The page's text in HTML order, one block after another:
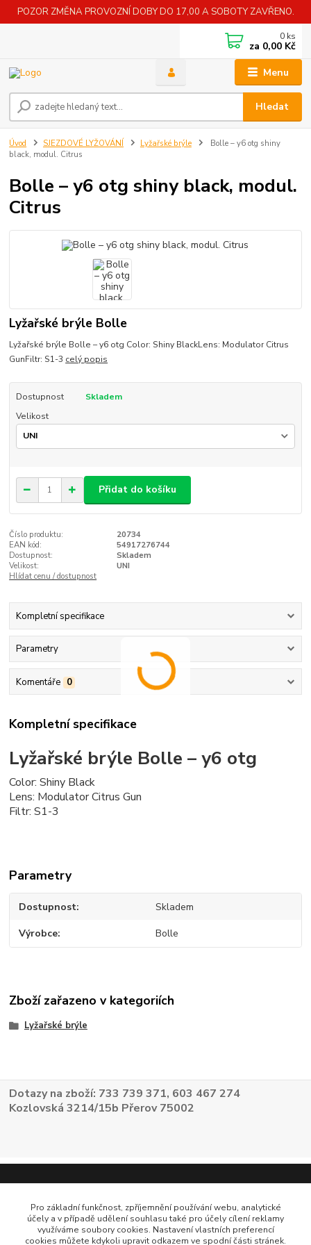
POZOR ZMĚNA PROVOZNÍ DOBY DO 17,00 A SOBOTY ZAVŘENO.
Menu
Hledat
0 ks
za 0,00 Kč
Úvod SJEZDOVÉ LYŽOVÁNÍ Lyžařské brýle
Bolle – y6 otg shiny
black, modul. Citrus
Bolle – y6 otg shiny black, modul.
Citrus
Lyžařské brýle Bolle
Lyžařské brýle Bolle – y6 otg Color: Shiny BlackLens: Modulator Citrus
GunFiltr: S1-3 celý popis
Dostupnost
Skladem
Velikost
Přidat do košíku
Číslo produktu:
20734
EAN kód:
54917276744
Dostupnost:
Skladem
Velikost:
UNI
Hlídat cenu / dostupnost
Kompletní specifikace
Parametry
Komentáře 0
Kompletní specifikace
Lyžařské brýle Bolle – y6 otg
Color: Shiny Black
Lens: Modulator Citrus Gun
Filtr: S1-3
Parametry
Dostupnost Skladem
Výrobce Bolle
Zboží zařazeno v kategoriích
Lyžařské brýle
Dotazy na zboží: 733 739 371, 603 467 274
Kozlovská 3214/15b Přerov 75002
Pro základní funkčnost, zpříjemnění používání webu, analytické
účely a v případě udělení souhlasu také pro účely cílení reklamy
využíváme soubory cookies. Nastavení vlastních preferencí
cookies můžete kdykoli upravit odkazem ve spodní části stránek.